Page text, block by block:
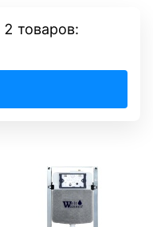
2 товаров: